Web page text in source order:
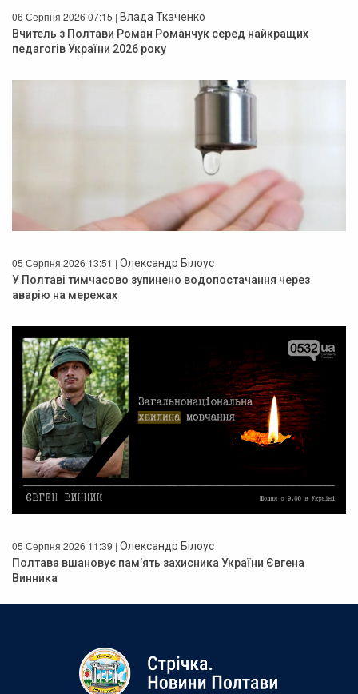
06 Серпня 2026 07:15 | Влада Ткаченко
Вчитель з Полтави Роман Романчук серед найкращих
педагогів України 2026 року
05 Серпня 2026 13:51 | Олександр Білоус
У Полтаві тимчасово зупинено водопостачання через
аварію на мережах
05 Серпня 2026 11:39 | Олександр Білоус
Полтава вшановує пам’ять захисника України Євгена
Винника